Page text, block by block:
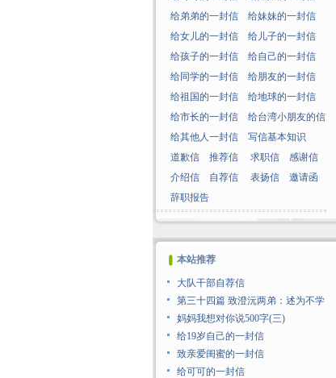
给弟弟的一封信
给妹妹的一封信
给女儿的一封信
给儿子的一封信
给孩子的一封信
给自己的一封信
给同学的一封信
给朋友的一封信
给祖国的一封信
给地球的一封信
给市长的一封信
给台湾小朋友的信
给其他人一封信
写信基本知识
道歉信
推荐信 求职信
感谢信
介绍信
自荐信 表扬信
邀请函
辞职报告
本站推荐
大队干部自荐信
第三十四篇 致澄沅两弟：述为不学
妈妈我想对你说500字(三)
给19岁自己的一封信
致亲爱闺蜜的一封信
给可可的一封信